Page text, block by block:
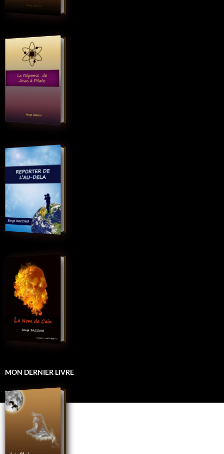
MON DERNIER LIVRE